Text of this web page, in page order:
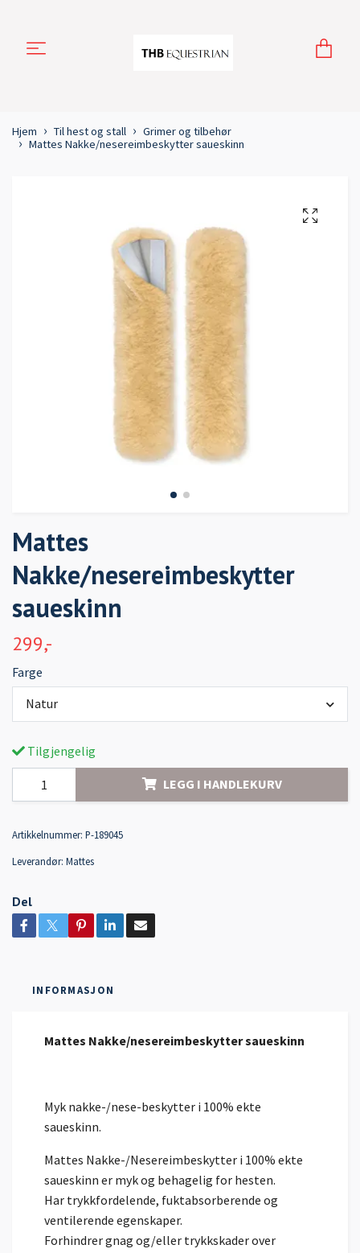
Hjem Til hest og stall
Grimer og tilbehør
Mattes Nakke/nesereimbeskytter saueskinn
Mattes
Nakke/nesereimbeskytter
saueskinn
299,-
Farge
Natur
Tilgjengelig
LEGG I HANDLEKURV
Artikkelnummer: P-189045
Leverandør: Mattes
Del
INFORMASJON
Mattes Nakke/nesereimbeskytter saueskinn
Myk nakke-/nese-beskytter i 100% ekte
saueskinn.
Mattes Nakke-/Nesereimbeskytter i 100% ekte
saueskinn er myk og behagelig for hesten.
Har trykkfordelende, fuktabsorberende og
ventilerende egenskaper.
Forhindrer gnag og/eller trykkskader over